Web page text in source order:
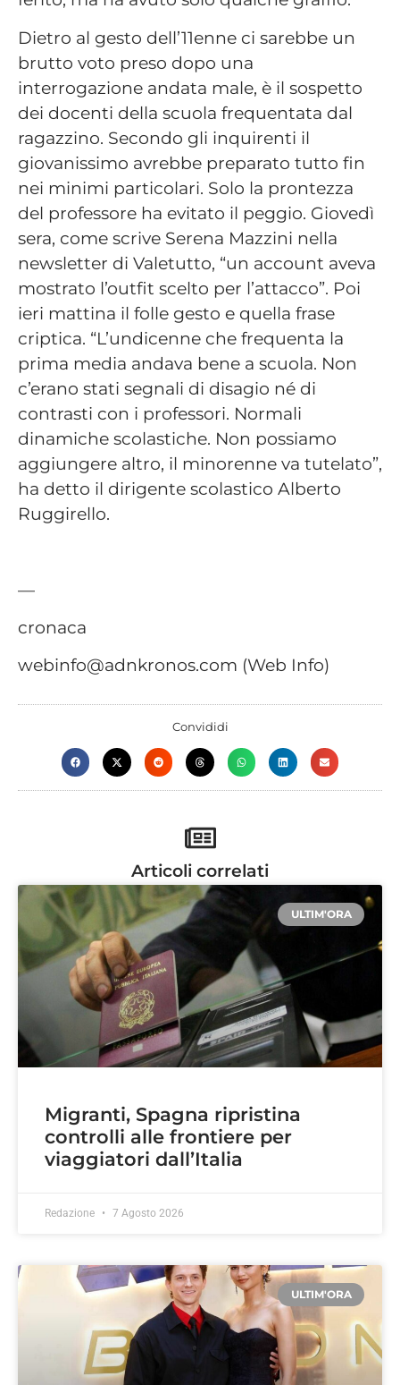
Dietro al gesto dell’11enne ci sarebbe un
brutto voto preso dopo una
interrogazione andata male, è il sospetto
dei docenti della scuola frequentata dal
ragazzino. Secondo gli inquirenti il
giovanissimo avrebbe preparato tutto fin
nei minimi particolari. Solo la prontezza
del professore ha evitato il peggio. Giovedì
sera, come scrive Serena Mazzini nella
newsletter di Valetutto, “un account aveva
mostrato l’outfit scelto per l’attacco”. Poi
ieri mattina il folle gesto e quella frase
criptica. “L’undicenne che frequenta la
prima media andava bene a scuola. Non
c’erano stati segnali di disagio né di
contrasti con i professori. Normali
dinamiche scolastiche. Non possiamo
aggiungere altro, il minorenne va tutelato”,
ha detto il dirigente scolastico Alberto
Ruggirello.
—
cronaca
webinfo@adnkronos.com (Web Info)
Convididi
Articoli correlati
ULTIM'ORA
Migranti, Spagna ripristina
controlli alle frontiere per
viaggiatori dall’Italia
Redazione 7 Agosto 2026
ULTIM'ORA